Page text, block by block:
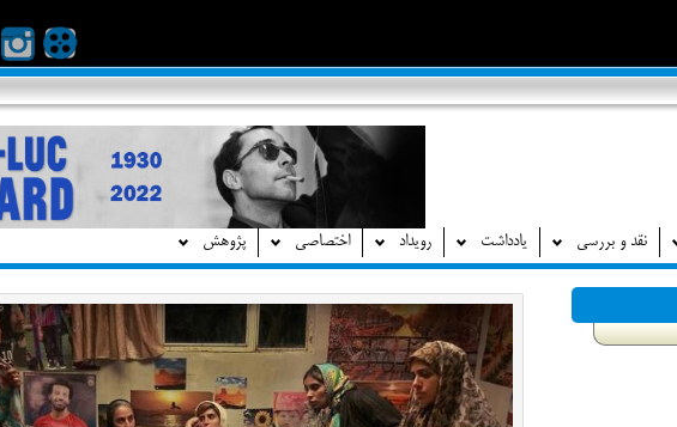
نقد و بررسی یادداشت رویداد اختصاصی پژوهش